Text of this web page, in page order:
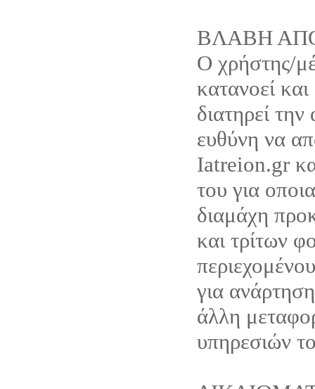
ΒΛΑΒΗ
Ο χρήστης/
κατανοεί και
διατηρεί
ευθύνη να
Iatreion.gr
του για
διαμάχη
και τρίτων
για
άλλη
υπηρεσιών